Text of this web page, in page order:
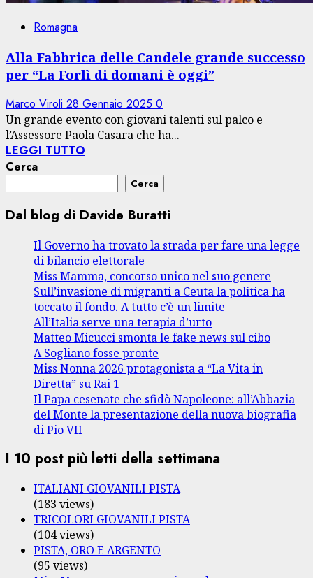
Romagna
Alla Fabbrica delle Candele grande successo
per “La Forlì di domani è oggi”
Marco Viroli 28 Gennaio 2025 0
Un grande evento con giovani talenti sul palco e
l’Assessore Paola Casara che ha...
LEGGI TUTTO
Cerca
Cerca
Dal blog di Davide Buratti
Il Governo ha trovato la strada per fare una legge
di bilancio elettorale
Miss Mamma, concorso unico nel suo genere
Sull’invasione di migranti a Ceuta la politica ha
toccato il fondo. A tutto c’è un limite
All’Italia serve una terapia d’urto
Matteo Micucci smonta le fake news sul cibo
A Sogliano fosse pronte
Miss Nonna 2026 protagonista a “La Vita in
Diretta” su Rai 1
Il Papa cesenate che sfidò Napoleone: all’Abbazia
del Monte la presentazione della nuova biografia
di Pio VII
I 10 post più letti della settimana
ITALIANI GIOVANILI PISTA
(183 views)
TRICOLORI GIOVANILI PISTA
(104 views)
PISTA, ORO E ARGENTO
(95 views)